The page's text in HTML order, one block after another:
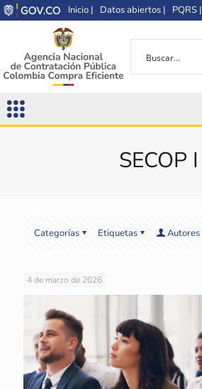
Inicio | Datos abiertos | PQRS |
SECOP I
Categorías Etiquetas Autores
4 de marzo de 2026